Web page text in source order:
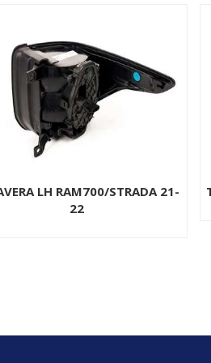
MOTOR INF ELANTRA 17-20